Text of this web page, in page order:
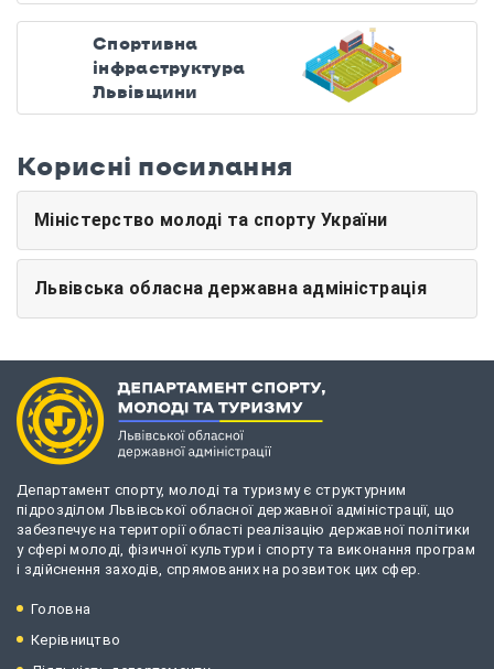
Спортивна
інфраструктура
Львівщини
Корисні посилання
Міністерство молоді та спорту України
Львівська обласна державна адміністрація
Департамент спорту, молоді та туризму є структурним
підрозділом Львівської обласної державної адміністрації, що
забезпечує на території області реалізацію державної політики
у сфері молоді, фізичної культури і спорту та виконання програм
і здійснення заходів, спрямованих на розвиток цих сфер.
Головна
Керівництво